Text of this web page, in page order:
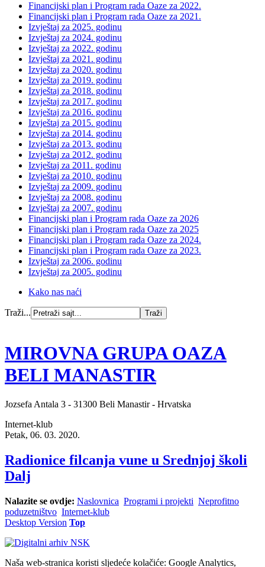
Financijski plan i Program rada Oaze za 2022.
Financijski plan i Program rada Oaze za 2021.
Izvještaj za 2025. godinu
Izvještaj za 2024. godinu
Izvještaj za 2022. godinu
Izvještaj za 2021. godinu
Izvještaj za 2020. godinu
Izvještaj za 2019. godinu
Izvještaj za 2018. godinu
Izvještaj za 2017. godinu
Izvještaj za 2016. godinu
Izvještaj za 2015. godinu
Izvještaj za 2014. godinu
Izvještaj za 2013. godinu
Izvještaj za 2012. godinu
Izvještaj za 2011. godinu
Izvještaj za 2010. godinu
Izvještaj za 2009. godinu
Izvještaj za 2008. godinu
Izvještaj za 2007. godinu
Financijski plan i Program rada Oaze za 2026
Financijski plan i Program rada Oaze za 2025
Financijski plan i Program rada Oaze za 2024.
Financijski plan i Program rada Oaze za 2023.
Izvještaj za 2006. godinu
Izvještaj za 2005. godinu
Kako nas naći
Traži...
MIROVNA GRUPA OAZA
BELI MANASTIR
Jozsefa Antala 3 - 31300 Beli Manastir - Hrvatska
Internet-klub
Petak, 06. 03. 2020.
Radionice filcanja vune u Srednjoj školi
Dalj
Nalazite se ovdje: Naslovnica Programi i projekti Neprofitno
poduzetništvo Internet-klub
Desktop Version Top
Naša web-stranica koristi sljedeće kolačiće: Google Analytics,